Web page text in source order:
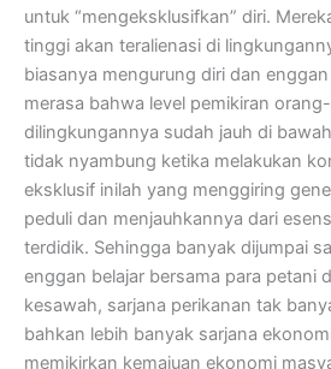
untuk “mengeksklusifkan” diri.
tinggi akan teralienasi di
biasanya mengurung diri dan
merasa bahwa level pemikiran
dilingkungannya sudah jauh di
tidak nyambung ketika melakukan
eksklusif inilah yang menggiring
peduli dan menjauhkannya dari
terdidik. Sehingga banyak dijumpai
enggan belajar bersama para petani
kesawah, sarjana perikanan tak
bahkan lebih banyak sarjana
memikirkan kemajuan ekonomi